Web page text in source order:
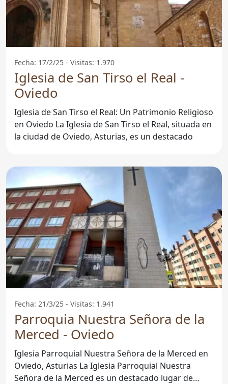
Fecha: 17/2/25 - Visitas: 1.970
Iglesia de San Tirso el Real -
Oviedo
Iglesia de San Tirso el Real: Un Patrimonio Religioso
en Oviedo La Iglesia de San Tirso el Real, situada en
la ciudad de Oviedo, Asturias, es un destacado
Fecha: 21/3/25 - Visitas: 1.941
Parroquia Nuestra Señora de la
Merced - Oviedo
Iglesia Parroquial Nuestra Señora de la Merced en
Oviedo, Asturias La Iglesia Parroquial Nuestra
Señora de la Merced es un destacado lugar de